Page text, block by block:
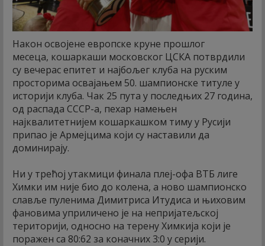
Након освојене европске круне прошлог
месеца, кошаркаши московског ЦСКА потврдили
су вечерас епитет и најбољег клуба на руским
просторима освајањем 50. шампионске титуле у
историји клуба. Чак 25 пута у последњих 27 година,
од распада СССР-а, пехар намењен
најквалитетнијем кошаркашком тиму у Русији
припао је Армејцима који су наставили да
доминирају.
Ни у трећој утакмици финала плеј-офа ВТБ лиге
Химки им није био до колена, а ново шампионско
славље пуленима Димитриса Итудиса и њиховим
фановима уприличено је на непријатељској
територији, односно на терену Химкија који је
поражен са 80:62 за коначних 3:0 у серији.